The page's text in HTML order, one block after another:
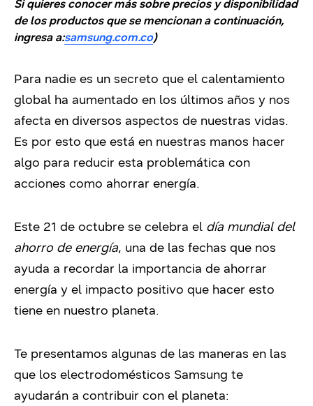
Si quieres conocer más sobre precios y disponibilidad
de los productos que se mencionan a continuación,
ingresa a:samsung.com.co)
Para nadie es un secreto que el calentamiento
global ha aumentado en los últimos años y nos
afecta en diversos aspectos de nuestras vidas.
Es por esto que está en nuestras manos hacer
algo para reducir esta problemática con
acciones como ahorrar energía.
Este 21 de octubre se celebra el día mundial del
ahorro de energía, una de las fechas que nos
ayuda a recordar la importancia de ahorrar
energía y el impacto positivo que hacer esto
tiene en nuestro planeta.
Te presentamos algunas de las maneras en las
que los electrodomésticos Samsung te
ayudarán a contribuir con el planeta: